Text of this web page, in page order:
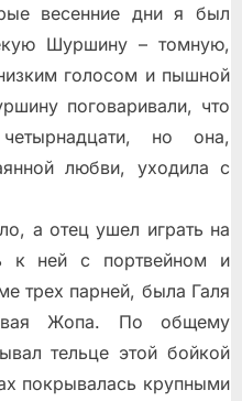
весенние дни я был
Шуршину – томную,
голосом и пышной
поговаривали, что
но она,
любви, уходила с
а отец ушел играть на
к ней с портвейном и
трех парней, была Галя
Жопа. По общему
тельце этой бойкой
покрывалась крупными